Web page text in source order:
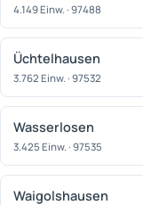
4.149 Einw. · 97488
Üchtelhausen
3.762 Einw. · 97532
Wasserlosen
3.425 Einw. · 97535
Waigolshausen